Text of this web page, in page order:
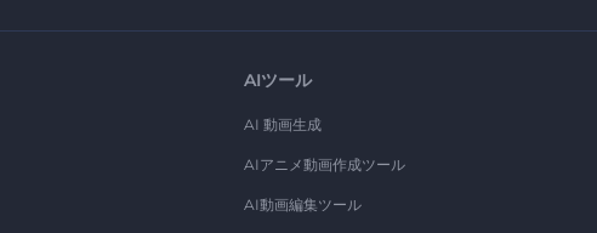
AIツール
AI 動画生成
AIアニメ動画作成ツール
AI動画編集ツール